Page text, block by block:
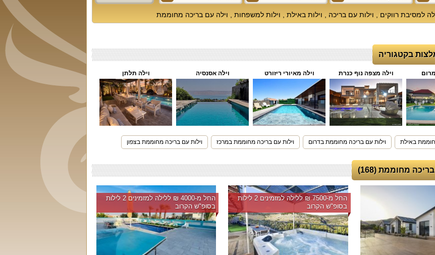
למסיבת רווקים וילות עם בריכה וילות באילת וילות למשפחות וילה עם בריכה מחוממת
בקטגוריה
וילה מצפה נוף כנרת וילה מאיורי ריזורט וילה אסנסיה וילה תלתן
באילת וילות עם בריכה מחוממת בדרום וילות עם בריכה מחוממת במרכז וילות עם בריכה מחוממת בצפון
מחוממת (168)
החל מ-‏7500 ₪ ללילה למזמינים 2 לילות
בסופ"ש הקרוב
החל מ-‏4000 ₪ ללילה למזמינים 2 לילות
בסופ"ש הקרוב